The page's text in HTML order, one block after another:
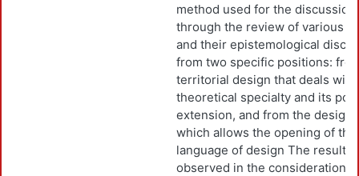
method used for the discussion
through the review of various
and their epistemological
from two specific positions:
territorial design that deals
theoretical specialty and its
extension, and from the design
which allows the opening of the
language of design The results
observed in the considerations